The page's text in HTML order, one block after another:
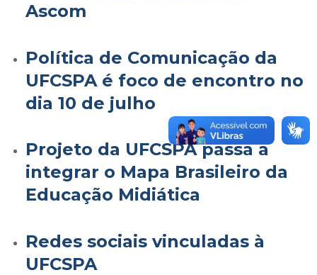
Ascom
Política de Comunicação da
UFCSPA é foco de encontro no
dia 10 de julho
Projeto da UFCSPA passa a
integrar o Mapa Brasileiro da
Educação Midiática
Redes sociais vinculadas à
UFCSPA